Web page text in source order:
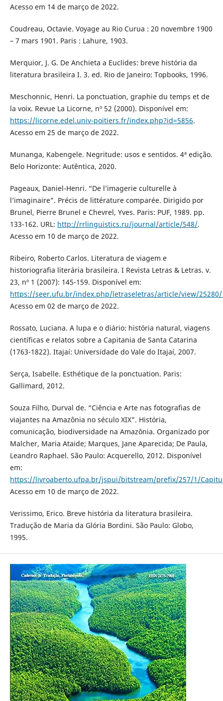
Acesso em 14 de março de 2022.
Coudreau, Octavie. Voyage au Rio Curua : 20 novembre 1900
– 7 mars 1901. Paris : Lahure, 1903.
Merquior, J. G. De Anchieta a Euclides: breve história da
literatura brasileira I. 3. ed. Rio de Janeiro: Topbooks, 1996.
Meschonnic, Henri. La ponctuation, graphie du temps et de
la voix. Revue La Licorne, nº 52 (2000). Disponível em:
https://licorne.edel.univ-poitiers.fr/index.php?id=5856.
Acesso em 25 de março de 2022.
Munanga, Kabengele. Negritude: usos e sentidos. 4ª edição.
Belo Horizonte: Autêntica, 2020.
Pageaux, Daniel-Henri. “De l’imagerie culturelle à
l’imaginaire”. Précis de littérature comparée. Dirigido por
Brunel, Pierre Brunel e Chevrel, Yves. Paris: PUF, 1989. pp.
133-162. URL: http://rrlinguistics.ru/journal/article/548/.
Acesso em 10 de março de 2022.
Ribeiro, Roberto Carlos. Literatura de viagem e
historiografia literária brasileira. I Revista Letras & Letras. v.
23, nº 1 (2007): 145-159. Disponível em:
https://seer.ufu.br/index.php/letraseletras/article/view/25280/
Acesso em 02 de março de 2022.
Rossato, Luciana. A lupa e o diário: história natural, viagens
científicas e relatos sobre a Capitania de Santa Catarina
(1763-1822). Itajaí: Universidade do Vale do Itajaí, 2007.
Serça, Isabelle. Esthétique de la ponctuation. Paris:
Gallimard, 2012.
Souza Filho, Durval de. “Ciência e Arte nas fotografias de
viajantes na Amazônia no século XIX”. História,
comunicação, biodiversidade na Amazônia. Organizado por
Malcher, Maria Ataide; Marques, Jane Aparecida; De Paula,
Leandro Raphael. São Paulo: Acquerello, 2012. Disponível
em:
https://livroaberto.ufpa.br/jspui/bitstream/prefix/257/1/
Acesso em 10 de março de 2022.
Verissimo, Erico. Breve história da literatura brasileira.
Tradução de Maria da Glória Bordini. São Paulo: Globo,
1995.